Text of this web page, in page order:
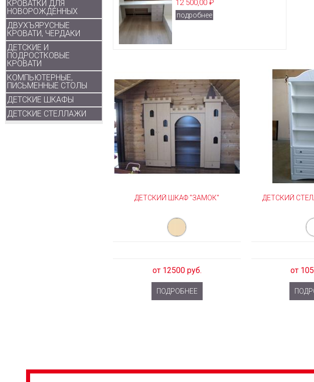
12 500,00 ₽
подробнее
ДЕТСКИЙ ШКАФ "ЗАМОК"
от 12500 руб.
ПОДРОБНЕЕ
ДЕТСКИЙ
от
КРОВАТКИ ДЛЯ
НОВОРОЖДЕННЫХ
ДВУХЪЯРУСНЫЕ
КРОВАТИ, ЧЕРДАКИ
ДЕТСКИЕ И
ПОДРОСТКОВЫЕ
КРОВАТИ
КОМПЬЮТЕРНЫЕ,
ПИСЬМЕННЫЕ СТОЛЫ
ДЕТСКИЕ ШКАФЫ
ДЕТСКИЕ СТЕЛЛАЖИ